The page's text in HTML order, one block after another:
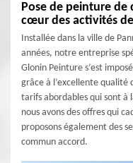
Pose de peinture de
cœur des activités
Installée dans la ville de
années, notre entreprise
Glonin Peinture s’est
grâce à l’excellente qualité
tarifs abordables qui sont à
nous avons des offres qui
proposons également des
commun accord.